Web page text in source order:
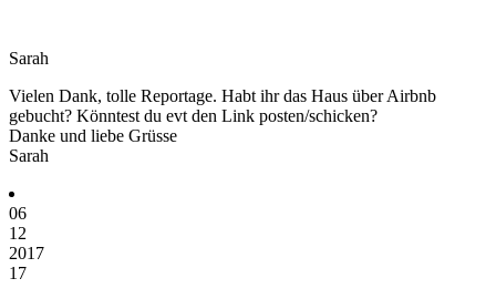
Sarah
Vielen Dank, tolle Reportage. Habt ihr das Haus über Airbnb
gebucht? Könntest du evt den Link posten/schicken?
Danke und liebe Grüsse
Sarah
06
12
2017
17